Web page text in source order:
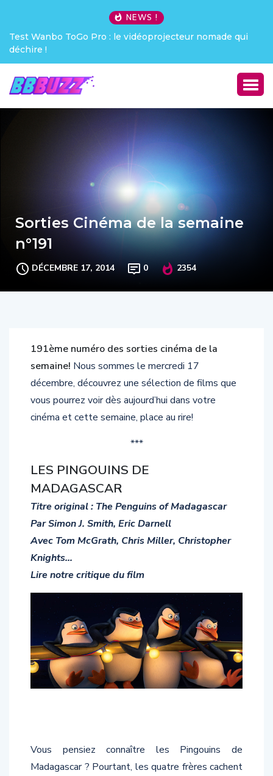
NEWS !
Test Wanbo ToGo Pro : le vidéoprojecteur nomade qui
déchire !
Sorties Cinéma de la semaine
n°191
DÉCEMBRE 17, 2014 0 2354
191ème numéro des sorties cinéma de la
semaine! Nous sommes le mercredi 17
décembre, découvrez une sélection de films que
vous pourrez voir dès aujourd’hui dans votre
cinéma et cette semaine, place au rire!
***
LES PINGOUINS DE
MADAGASCAR
Titre original : The Penguins of Madagascar
Par Simon J. Smith, Eric Darnell
Avec Tom McGrath, Chris Miller, Christopher
Knights…
Lire notre critique du film
Vous pensiez connaître les Pingouins de
Madagascar ? Pourtant, les quatre frères cachent